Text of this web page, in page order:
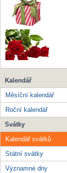
Kalendář
Měsíční kalendář
Roční kalendář
Svátky
Kalendář svátků
Státní svátky
Významné dny